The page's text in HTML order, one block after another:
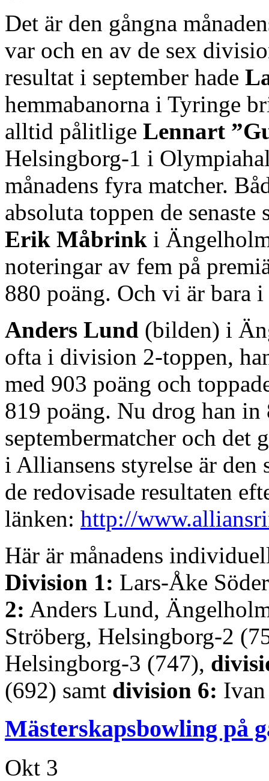
Det är den gångna
var och en av de sex
resultat i september hade
hemmabanorna i Tyringe
alltid pålitlige Lennart
Helsingborg-1 i
månadens fyra matcher.
absoluta toppen de
Erik Måbrink i
noteringar av fem på
880 poäng. Och vi är bara
Anders Lund (bilden) i
ofta i division 2-toppen,
med 903 poäng och
819 poäng. Nu drog han
septembermatcher och det
i Alliansens styrelse är
de redovisade resultaten
länken: http://
Här är månadens
Division 1: Lars-Åke
2: Anders Lund,
Ströberg, Helsingborg-2
Helsingborg-3 (747),
(692) samt division 6:
Mästerskapsbowling på
Okt 3